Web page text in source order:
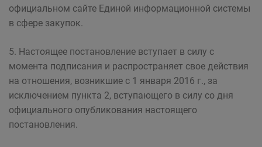
официальном сайте Единой информационной системы
в сфере закупок.
5. Настоящее постановление вступает в силу с
момента подписания и распространяет свое действия
на отношения, возникшие с 1 января 2016 г., за
исключением пункта 2, вступающего в силу со дня
официального опубликования настоящего
постановления.